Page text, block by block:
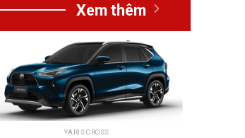
Xem thêm
YARIS CROSS